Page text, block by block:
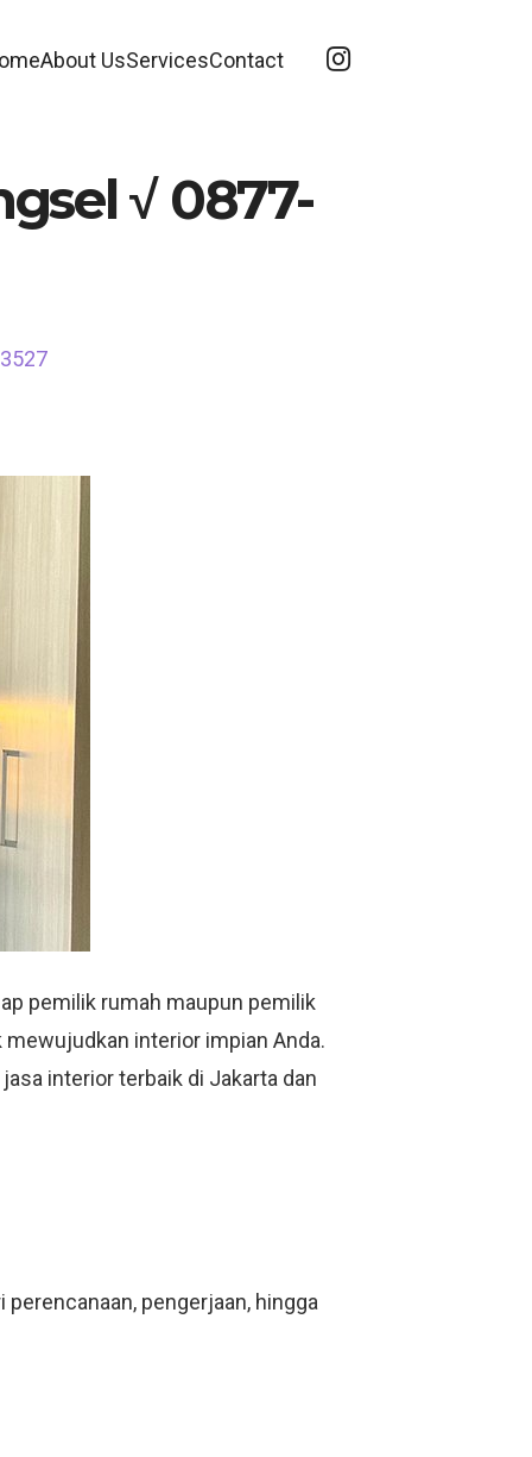
About UsServicesContact
√ 0877-
pemilik rumah maupun pemilik
mewujudkan interior impian Anda.
interior terbaik di Jakarta dan
pengerjaan, hingga